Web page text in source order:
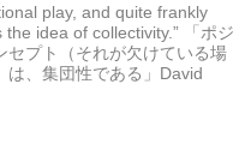
play, and quite frankly
idea of collectivity.” 「ポジ
セプト（それが欠けている場
は、集団性である」David